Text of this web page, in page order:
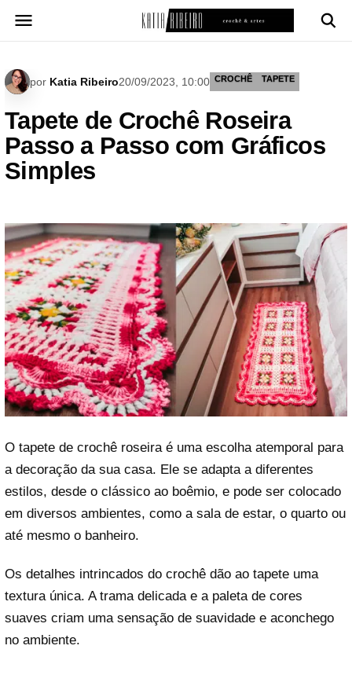
para
por Katia Ribeiro20/09/2023, 10:00 CROCHÊ TAPETE
Tapete de Crochê Roseira
Passo a Passo com Gráficos
Simples
O tapete de crochê roseira é uma escolha atemporal para
a decoração da sua casa. Ele se adapta a diferentes
estilos, desde o clássico ao boêmio, e pode ser colocado
em diversos ambientes, como a sala de estar, o quarto ou
até mesmo o banheiro.
Os detalhes intrincados do crochê dão ao tapete uma
textura única. A trama delicada e a paleta de cores
suaves criam uma sensação de suavidade e aconchego
no ambiente.